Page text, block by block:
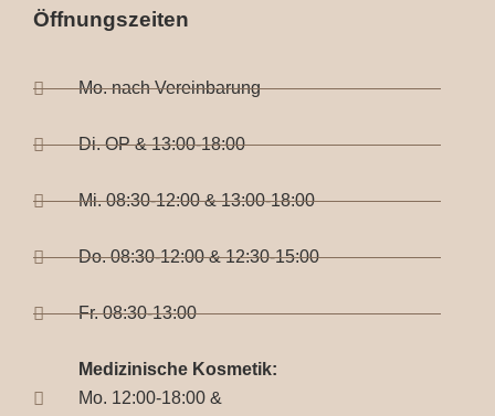
Öffnungszeiten
Mo. nach Vereinbarung
Di. OP & 13:00-18:00
Mi. 08:30-12:00 & 13:00-18:00
Do. 08:30-12:00 & 12:30-15:00
Fr. 08:30-13:00
Medizinische Kosmetik:
Mo. 12:00-18:00 &